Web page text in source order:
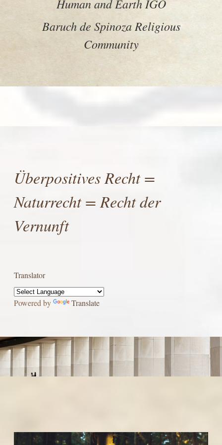
Human and Earth IGO
Baruch de Spinoza Religious
Community
Überpositives Recht =
Naturrecht = Recht der
Vernunft
Translator
Powered by Translate